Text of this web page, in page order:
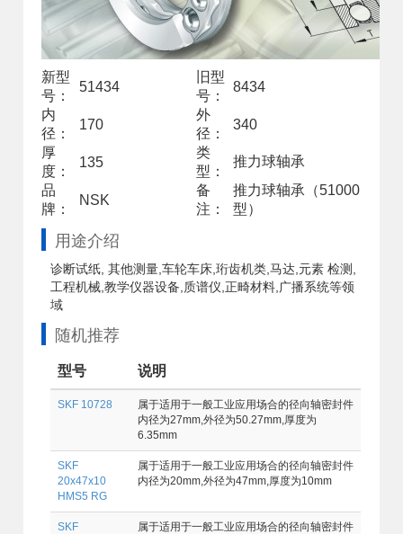
新型
号：
51434
旧型
号：
8434
内
径：
170
外
径：
340
厚
度：
135
类
型：
推力球轴承
品
牌：
NSK
备
注：
推力球轴承（51000
型）
用途介绍
诊断试纸, 其他测量,车轮车床,珩齿机类,马达,元素 检测,
工程机械,教学仪器设备,质谱仪,正畸材料,广播系统等领
域
随机推荐
型号 说明
SKF 10728
属于适用于一般工业应用场合的径向轴密封件
内径为27mm,外径为50.27mm,厚度为
6.35mm
SKF
20x47x10
HMS5 RG
属于适用于一般工业应用场合的径向轴密封件
内径为20mm,外径为47mm,厚度为10mm
SKF
属于适用于一般工业应用场合的径向轴密封件